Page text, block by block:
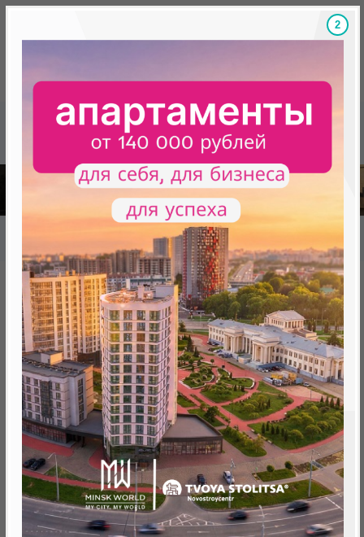
Скидки на новостройки, бонусы Готовые
База новостроек Минска «Минск Мир»
29.5 «Осло», квартал "Северная Европа"
29.5 «Осло», квартал "Северная
Европа"
от 0 BYN (0 USD)
Минск, Октябрьский, ул. Кижеватова
метро «Ковальская Слобода», 566 м
1